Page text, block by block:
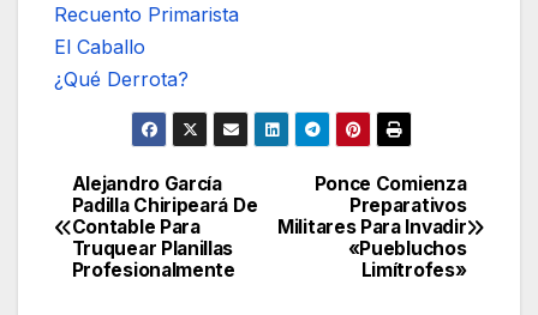
Recuento Primarista
El Caballo
¿Qué Derrota?
Navegación
de
Ponce Comienza
Preparativos
Militares Para Invadir
«Puebluchos
Limítrofes»
Alejandro García
Padilla Chiripeará De
Contable Para
Truquear Planillas
Profesionalmente